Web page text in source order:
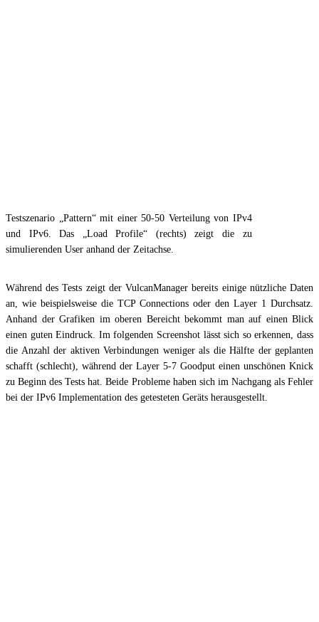
Testszenario „Pattern“ mit einer 50-50 Verteilung von IPv4
und IPv6. Das „Load Profile“ (rechts) zeigt die zu
simulierenden User anhand der Zeitachse.
Während des Tests zeigt der VulcanManager bereits einige nützliche Daten
an, wie beispielsweise die TCP Connections oder den Layer 1 Durchsatz.
Anhand der Grafiken im oberen Bereicht bekommt man auf einen Blick
einen guten Eindruck. Im folgenden Screenshot lässt sich so erkennen, dass
die Anzahl der aktiven Verbindungen weniger als die Hälfte der geplanten
schafft (schlecht), während der Layer 5-7 Goodput einen unschönen Knick
zu Beginn des Tests hat. Beide Probleme haben sich im Nachgang als Fehler
bei der IPv6 Implementation des getesteten Geräts herausgestellt.